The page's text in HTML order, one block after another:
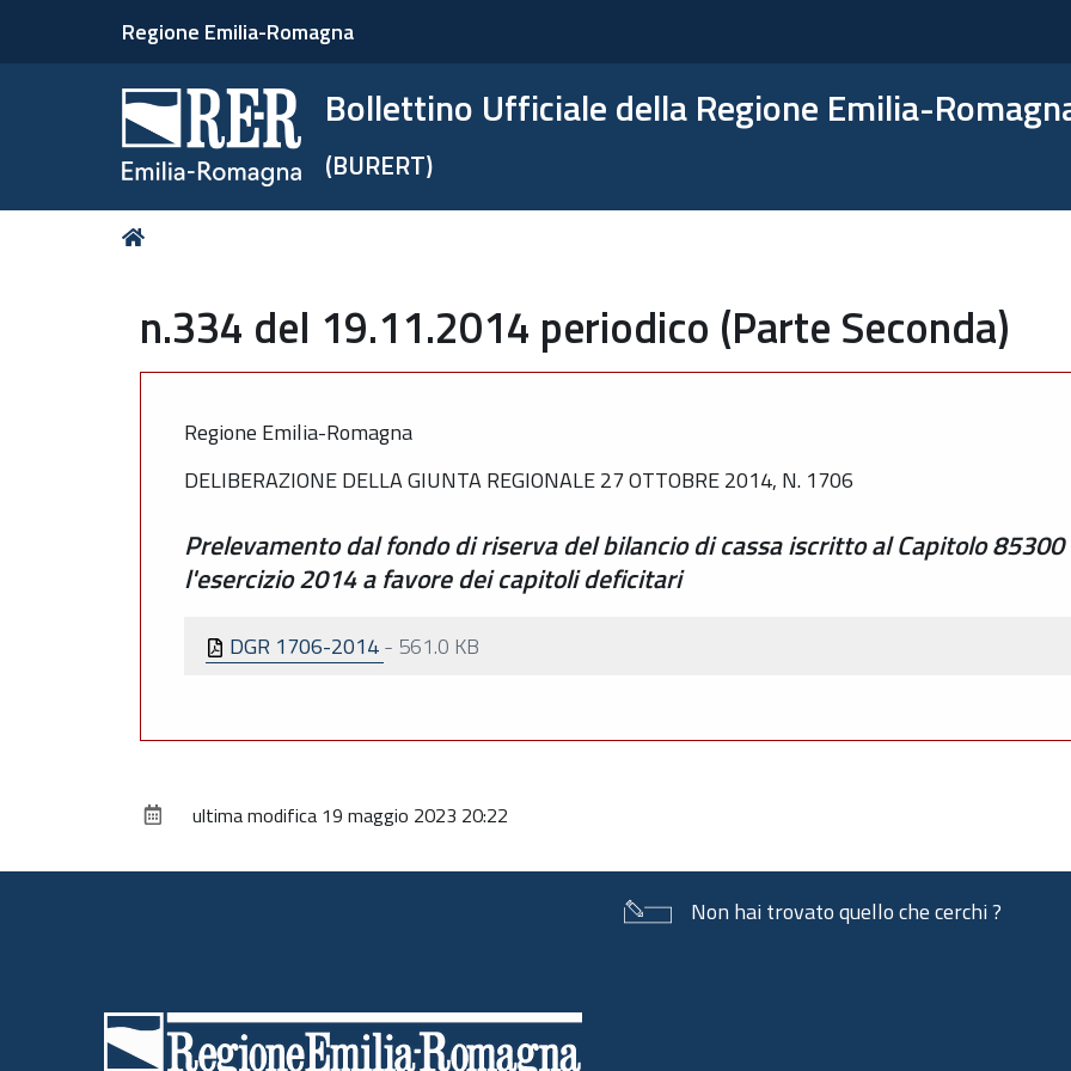
Regione Emilia-Romagna
Bollettino Ufficiale della Regione Emilia-
(BURERT)
Tu
n.334 del 19.11.2014 periodico (Parte Seconda)
Regione Emilia-Romagna
DELIBERAZIONE DELLA GIUNTA REGIONALE 27 OTTOBRE 2014, N. 1706
Prelevamento dal fondo di riserva del bilancio di cassa iscritto al Capitolo
l'esercizio 2014 a favore dei capitoli deficitari
DGR 1706-2014- 561.0 KB
ultima modifica 19 maggio 2023 20:22
Non hai trovato quello che cerchi ?